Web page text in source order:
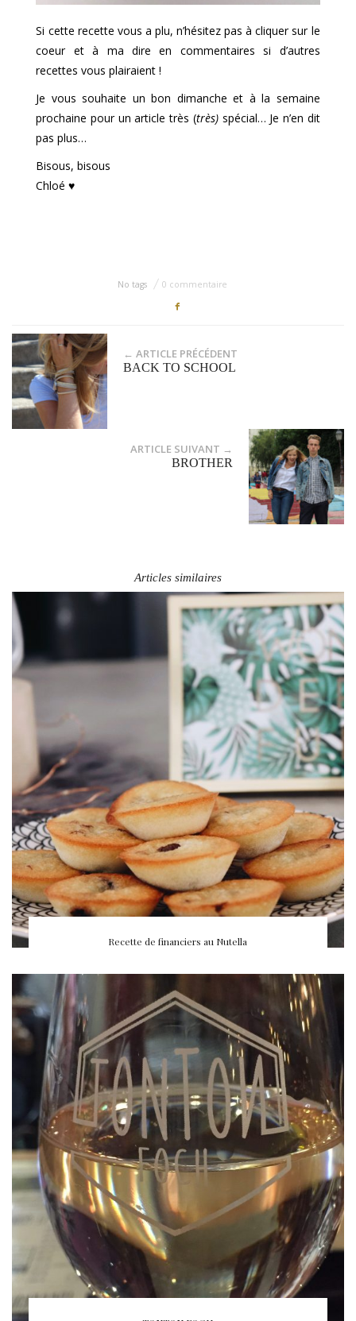
Si cette recette vous a plu, n’hésitez pas à cliquer sur le
coeur et à ma dire en commentaires si d’autres
recettes vous plairaient !
Je vous souhaite un bon dimanche et à la semaine
prochaine pour un article très (très)spécial… Je n’en dit
pas plus…
Bisous, bisous
Chloé ♥
No tags 0 commentaire
← ARTICLE PRÉCÉDENT
BACK TO SCHOOL
ARTICLE SUIVANT →
BROTHER
Articles similaires
Recette de financiers au Nutella